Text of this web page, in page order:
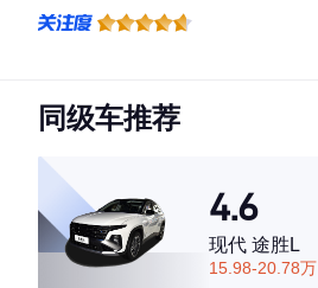
·空间表现较为优秀，优于53%同级车
同级车推荐
4.6
现代 途胜L
15.98-20.78万